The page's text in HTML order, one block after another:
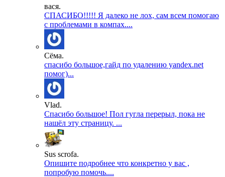
вася.
СПАСИБО!!!!! Я далеко не лох, сам всем помогаю
с проблемами в компах....
Сёма.
спасибо большое,гайд по удалению yandex.net
помог)...
Vlad.
Спасибо большое! Пол гугла перерыл, пока не
нашёл эту страницу. ...
Sus scrofa.
Опишите подробнее что конкретно у вас ,
попробую помочь....